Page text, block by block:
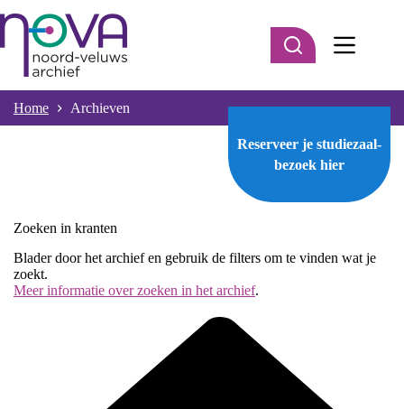
naar
inhoud
Home Archieven
Reserveer je studiezaal-
bezoek hier
Zoeken in kranten
Blader door het archief en gebruik de filters om te vinden wat je
zoekt.
Meer informatie over zoeken in het archief.